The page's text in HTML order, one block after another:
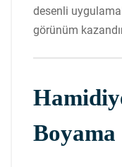
desenli
görünüm
Boyama